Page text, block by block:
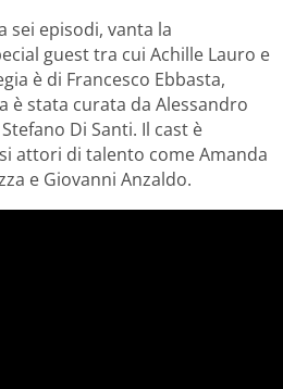
sei episodi, vanta la
guest tra cui Achille Lauro e
è di Francesco Ebbasta,
è stata curata da Alessandro
Di Santi. Il cast è
attori di talento come Amanda
e Giovanni Anzaldo.